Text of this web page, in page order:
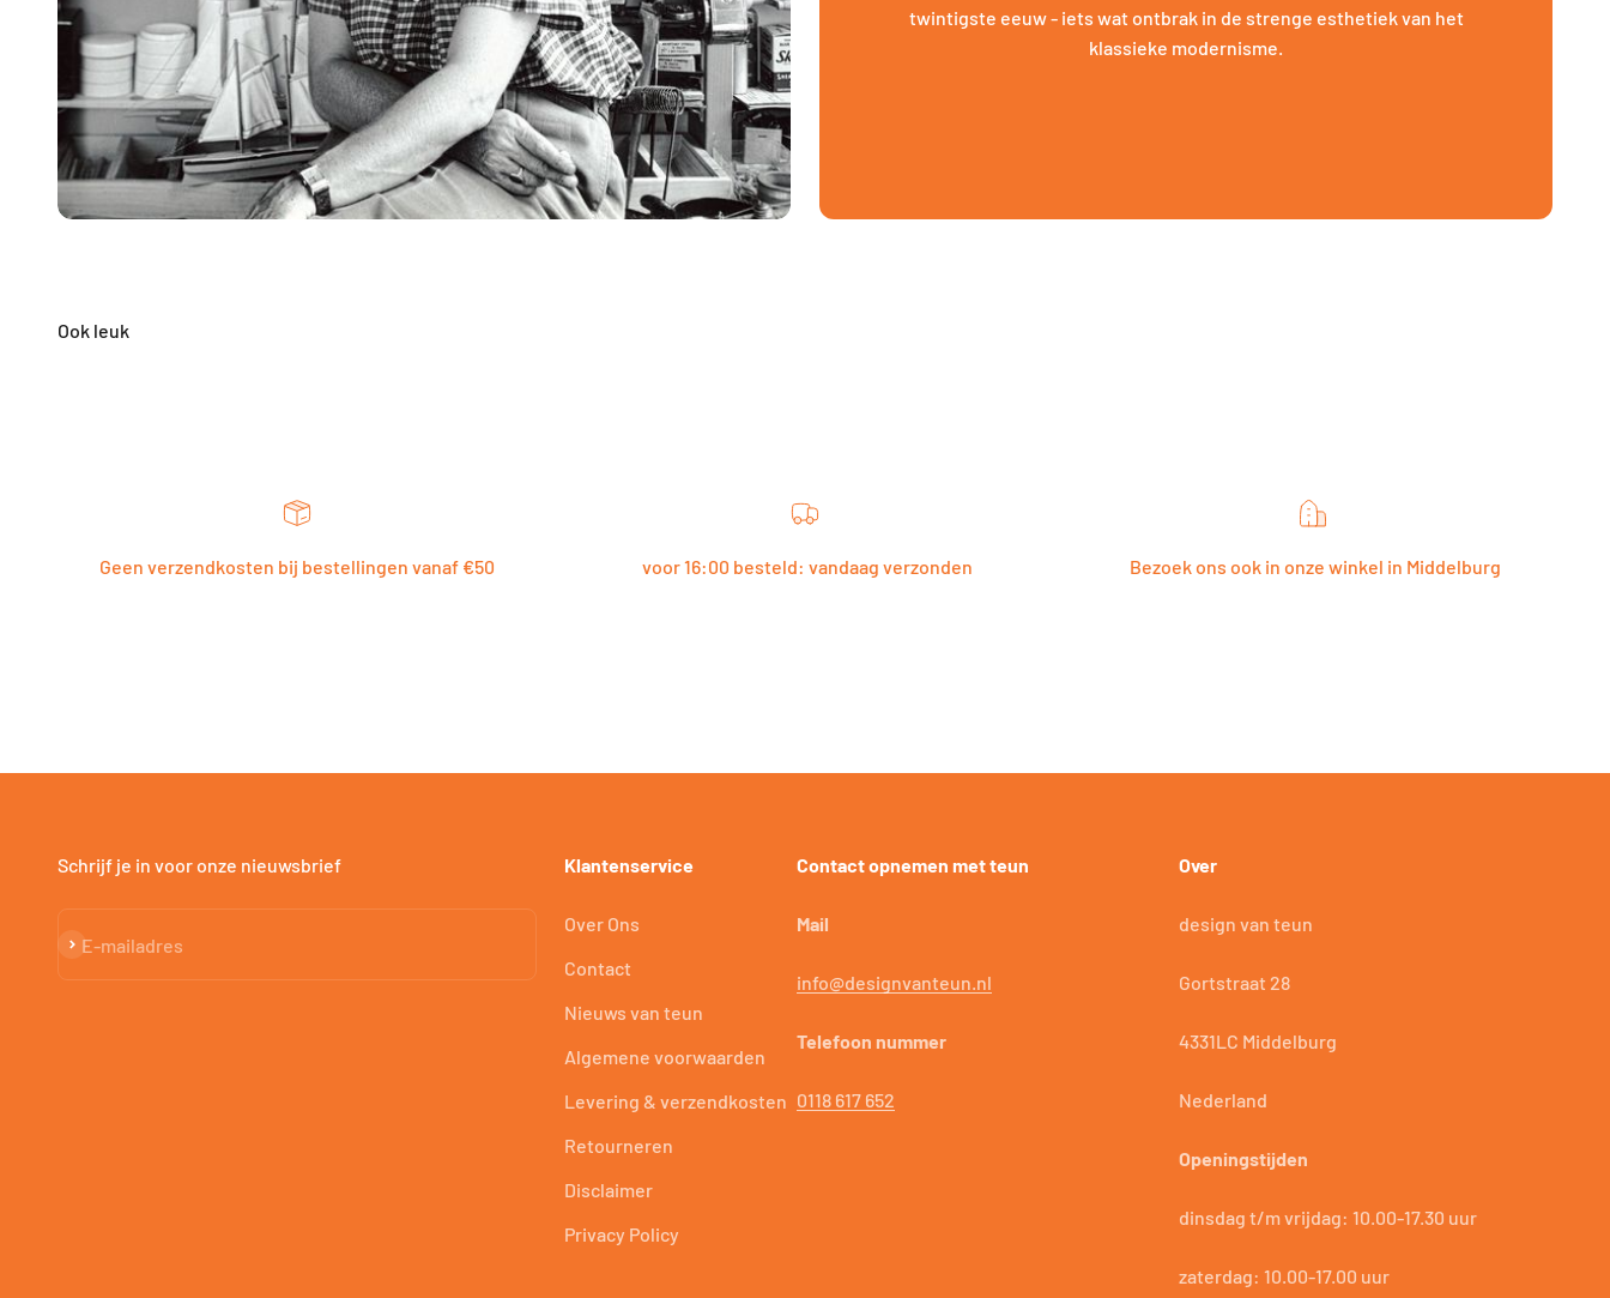
twintigste eeuw - iets wat ontbrak in de strenge esthetiek van het
klassieke modernisme.
Geen verzendkosten bij bestellingen vanaf €50 voor 16:00 besteld: vandaag verzonden Bezoek ons ook in onze winkel in Middelburg
Schrijf je in voor onze nieuwsbrief
E-mailadres
Abonneren
Klantenservice
Over Ons
Contact
Nieuws van teun
Algemene voorwaarden
Levering & verzendkosten
Retourneren
Disclaimer
Privacy Policy
Contact opnemen met teun
Mail
info@designvanteun.nl
Telefoon nummer
0118 617 652
Over
design van teun
Gortstraat 28
4331LC Middelburg
Nederland
Openingstijden
dinsdag t/m vrijdag: 10.00-17.30 uur
zaterdag: 10.00-17.00 uur